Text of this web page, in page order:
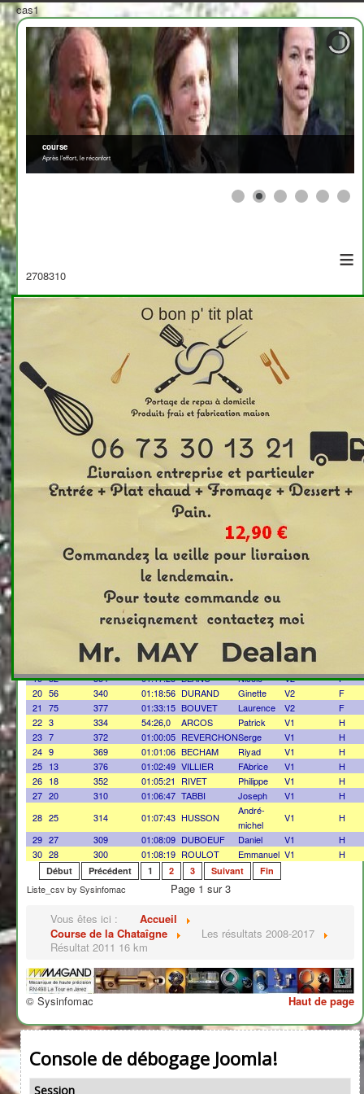
cas1
course
Après l'effort, le réconfort
≡
2708310
Dossard Temps Nom Prénom Catégorie
74 01:30:22 JOZY Eugène
38 342 01:12:39 RIFFARD
Jean
343 01:18:40 BERCHOUX Maurice V3
324 01:23:37 GOULAILLER Paul V3
H
302 55:51,0 SARTORI Serge V2
6
10 368 01:01:51 ALBARET Christian V2
H
01:04:48 BERGER Gilbert
01:07:04 TRIOULAYRE
BOURRAT Pascal V2
01:08:06 BRUYERE Francois V2
355 01:09:47 GUIRAO Andre V2
01:11:59 IDIR
336 01:13:20 Jean
317 01:15:10 DELTOUR Frédéric
360 01:15:26 DURAND Pierre V2
378 01:16:25 REYMOND Philippe V2
306 01:16:35 MURAT Joseph V2
19 52 354 01:17:25 BLANC Nicole V2
F
20 56 340 01:18:56 DURAND Ginette V2
F
21
75 377 01:33:15 BOUVET Laurence V2
F
22 3 334 54:26,0 ARCOS Patrick V1
H
23 7 372 01:00:05 REVERCHONSerge V1
H
24 9 369 01:01:06 BECHAM Riyad V1
H
25 13 376 01:02:49 VILLIER FAbrice V1
H
26 18 352 01:05:21 RIVET Philippe V1
H
27 20 310 01:06:47 TABBI Joseph V1
H
28 25 314 01:07:43 HUSSON
André-
michel
V1
H
29 27 309 01:08:09 DUBOEUF Daniel V1
H
30 28 300 01:08:19 ROULOT Emmanuel V1 H
Début Précédent 1 2 3 Suivant Fin
Liste_csv by Sysinfomac
Page 1 sur 3
Vous êtes ici :
Accueil
Course de la Chataîgne
Les résultats 2008-2017
Résultat 2011 16 km
Haut de page
© Sysinfomac
Console de débogage Joomla!
Session